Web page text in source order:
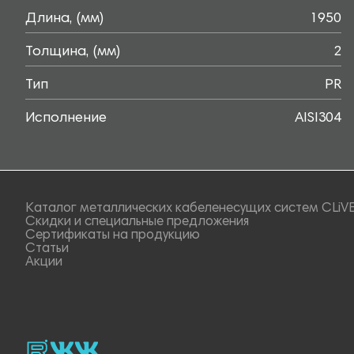
Длина, (мм) 1950
Толщина, (мм) 2
Тип PR
Исполнение AISI304
Каталог металлических кабеленесущих систем
Скидки и специальные предложения
Сертификаты на продукцию
Статьи
Акции
rutubevk_video.
Vk.